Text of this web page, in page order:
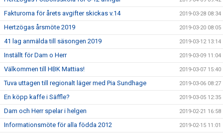
Fakturorna för årets avgifter skickas v.14 2019-03-28 08:34
Hertzögas årsmöte 2019 2019-03-20 08:05
41 lag anmälda till säsongen 2019 2019-03-12 13:14
Inställt för Dam o Herr 2019-03-09 11:04
Välkommen till HBK Mattias! 2019-03-07 15:40
Tuva uttagen till regionalt läger med Pia Sundhage 2019-03-06 08:27
En köpp kaffe i Säffle? 2019-03-05 12:35
Dam och Herr spelar i helgen 2019-02-21 16:58
Informationsmöte för alla födda 2012 2019-02-15 11:01